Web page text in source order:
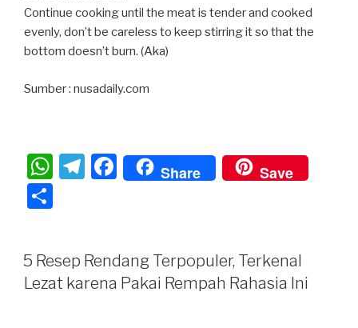
Continue cooking until the meat is tender and cooked
evenly, don’t be careless to keep stirring it so that the
bottom doesn’t burn. (Aka)
Sumber : nusadaily.com
W
A
p
T
a
m
F
a
b
o
Share Save
e
5 Resep Rendang Terpopuler, Terkenal
Lezat karena Pakai Rempah Rahasia Ini